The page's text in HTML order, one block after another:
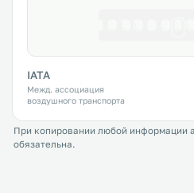
IATA
Межд. ассоциация
воздушного транспорта
При копировании любой информации
обязательна.